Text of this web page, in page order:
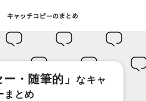
キャッチコピーのまとめ
ー・随筆的」なキャ
まとめ